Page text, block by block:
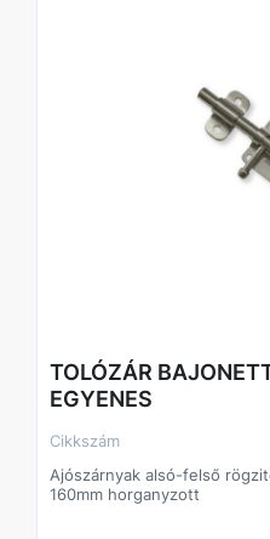
TOLÓZÁR
EGYENES
Cikkszám
Ajószárnyak alsó-felső
160mm horganyzott